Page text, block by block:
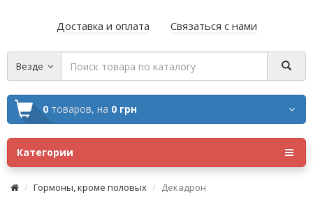
Доставка и оплата Связаться с нами
Везде
0 товаров, на 0 грн
Категории
Гормоны, кроме половых Декадрон